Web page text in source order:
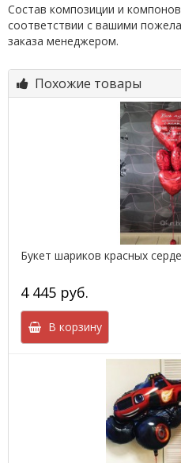
Состав композиции и
соответствии с вашими
заказа менеджером.
Похожие товары
Букет шариков красных
4 445 руб.
В корзину